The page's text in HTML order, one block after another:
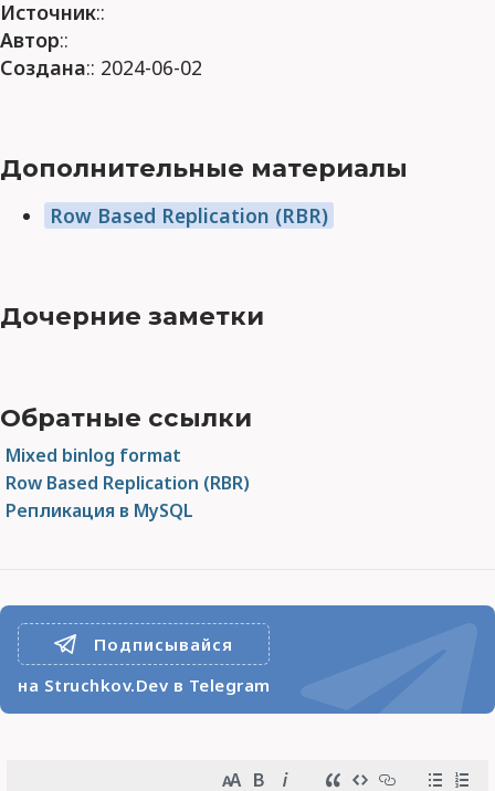
Источник::
Автор::
Создана:: 2024-06-02
Дополнительные материалы
Row Based Replication (RBR)
Дочерние заметки
Обратные ссылки
Mixed binlog format
Row Based Replication (RBR)
Репликация в MySQL
Подписывайся
на Struchkov.Dev в Telegram